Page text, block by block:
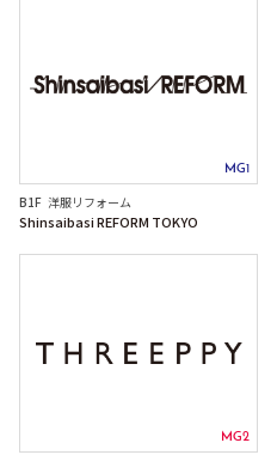
MG1
B1F 洋服リフォーム
Shinsaibasi REFORM TOKYO
MG2